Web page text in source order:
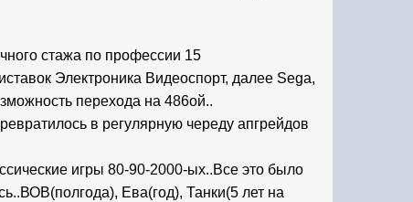
стажа по профессии 15
Электроника Видеоспорт, далее Sega,
перехода на 486ой..
в регулярную череду апгрейдов
игры 80-90-2000-ых..Все это было
Ева(год), Танки(5 лет на